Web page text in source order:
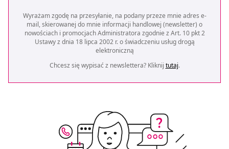
Wyrażam zgodę na przesyłanie, na podany przeze mnie adres e-
mail, skierowanej do mnie informacji handlowej (newsletter) o
nowościach i promocjach Administratora zgodnie z Art. 10 pkt 2
Ustawy z dnia 18 lipca 2002 r. o świadczeniu usług drogą
elektroniczną
Chcesz się wypisać z newslettera? Kliknij tutaj.